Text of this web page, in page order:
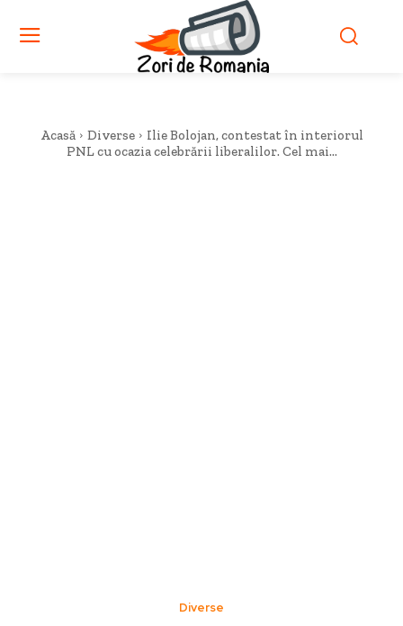
Acasă Diverse
Ilie Bolojan, contestat în interiorul
PNL cu ocazia celebrării liberalilor. Cel mai...
Diverse